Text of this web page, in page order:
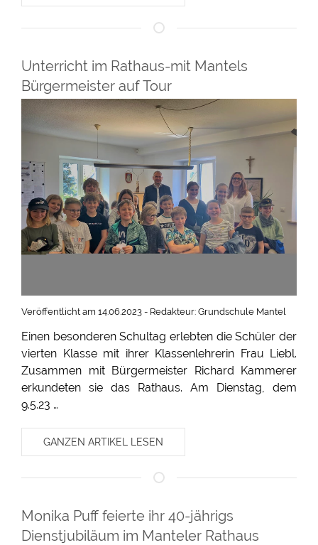
Unterricht im Rathaus-mit Mantels
Bürgermeister auf Tour
Veröffentlicht am 14.06.2023 - Redakteur: Grundschule Mantel
Einen besonderen Schultag erlebten die Schüler der
vierten Klasse mit ihrer Klassenlehrerin Frau Liebl.
Zusammen mit Bürgermeister Richard Kammerer
erkundeten sie das Rathaus. Am Dienstag, dem
9.5.23 …
GANZEN ARTIKEL LESEN
Monika Puff feierte ihr 40-jährigs
Dienstjubiläum im Manteler Rathaus